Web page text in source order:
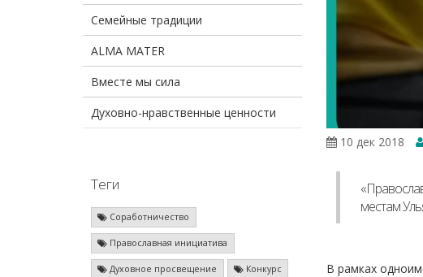
Семейные традиции
ALMA MATER
Вместе мы сила
Духовно-нравственные ценности
Теги
Соработничество
Православная инициатива
Духовное просвещение Конкурс
10 дек 2018
местам
В рамках